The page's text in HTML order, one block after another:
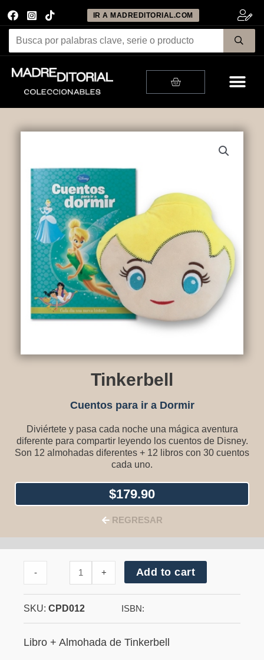
IR A MADREDITORIAL.COM
Cart
Tinkerbell
Cuentos para ir a Dormir
Diviértete y pasa cada noche una mágica aventura
diferente para compartir leyendo los cuentos de Disney.
Son 12 almohadas diferentes + 12 libros con 30 cuentos
cada uno.
$179.90
REGRESAR
Tinkerbell
- + Add to cart
SKU: CPD012 ISBN:
Libro + Almohada de Tinkerbell